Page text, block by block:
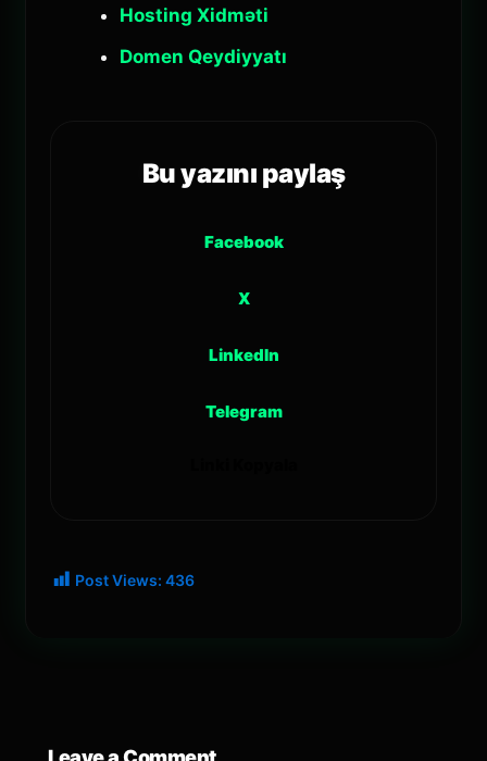
Hosting Xidməti
Domen Qeydiyyatı
Bu yazını paylaş
Facebook
X
LinkedIn
Telegram
Post Views: 436